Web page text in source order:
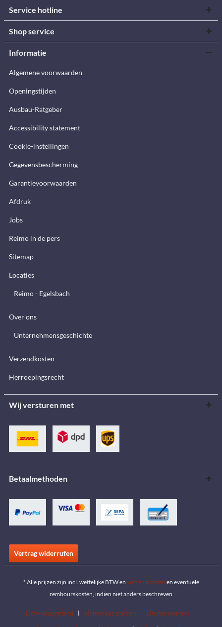
Service hotline
Shop service
Informatie
Algemene voorwaarden
Openingstijden
Ausbau-Ratgeber
Accessibility statement
Cookie-instellingen
Gegevensbescherming
Garantievoorwaarden
Afdruk
Jobs
Reimo in de pers
Sitemap
Locaties
Reimo - Egelsbach
Over ons
Unternehmensgeschichte
Verzendkosten
Herroepingsrecht
Wij versturen met
Betaalmethoden
Vertrag widerrufen
* Alle prijzen zijn incl. wettelijke BTW en verzendkosten en eventuele
rembourskosten, indien niet anders beschreven
Downloadgebied Handelaar zoeken
Dealer worden